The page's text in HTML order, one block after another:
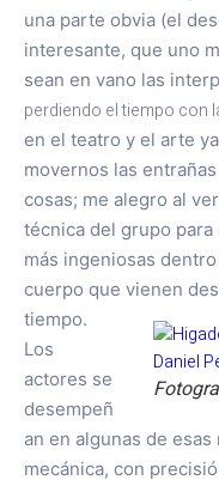
una parte obvia (el
interesante, que uno
sean en vano las
perdiendo el tiempo con
en el teatro y el arte
movernos las
cosas; me alegro al
técnica del grupo
más ingeniosas
cuerpo que vienen
tiempo.
Los
actores se
desempeñ
an en algunas de
mecánica, con